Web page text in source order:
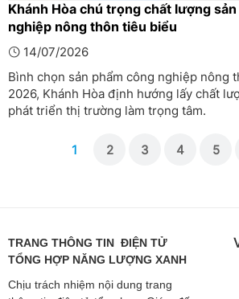
Khánh Hòa chú trọng chất lượng
nghiệp nông thôn tiêu biểu
14/07/2026
Bình chọn sản phẩm công nghiệp nông
2026, Khánh Hòa định hướng lấy chất
phát triển thị trường làm trọng tâm.
1 2 3 4 5
TRANG THÔNG TIN ĐIỆN TỬ
TỔNG HỢP NĂNG LƯỢNG XANH
Chịu trách nhiệm nội dung trang